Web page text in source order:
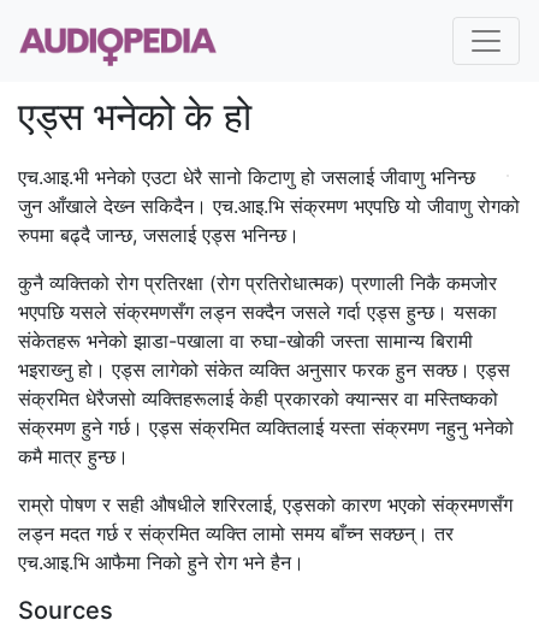
एड्स भनेको के हो
एच.आइ.भी भनेको एउटा धेरै सानो किटाणु हो जसलाई जीवाणु भनिन्छ
जुन आँखाले देख्‍न सकिदैन। एच.आइ.भि संक्रमण भएपछि यो जीवाणु रोगको
रुपमा बढ्दै जान्छ, जसलाई एड्स भनिन्छ।
कुनै व्यक्तिको रोग प्रतिरक्षा (रोग प्रतिरोधात्मक) प्रणाली निकै कमजोर
भएपछि यसले संक्रमणसँग लड्न सक्दैन जसले गर्दा एड्स हुन्छ। यसका
संकेतहरू भनेको झाडा-पखाला वा रुघा-खोकी जस्ता सामान्य बिरामी
भइराख्‍नु हो। एड्स लागेको संकेत व्यक्ति अनुसार फरक हुन सक्छ। एड्स
संक्रमित धेरैजसो व्यक्तिहरूलाई केही प्रकारको क्यान्सर वा मस्तिष्कको
संक्रमण हुने गर्छ। एड्स संक्रमित व्यक्तिलाई यस्ता संक्रमण नहुनु भनेको
कमै मात्र हुन्छ।
राम्रो पोषण र सही औषधीले शरिरलाई, एड्सको कारण भएको संक्रमणसँग
लड्न मदत गर्छ र संक्रमित व्यक्ति लामो समय बाँच्‍न सक्छन्। तर
एच.आइ.भि आफैमा निको हुने रोग भने हैन।
Sources